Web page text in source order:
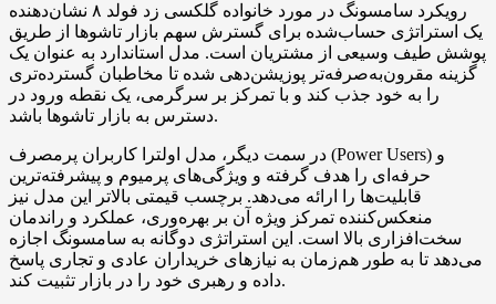
رویکرد سامسونگ در مورد خانواده گلکسی زد فولد ۸ نشان‌دهنده
یک استراتژی حساب‌شده برای گسترش سهم بازار تاشوها از طریق
پوشش طیف وسیعی از مشتریان است. مدل استاندارد به عنوان یک
گزینه مقرون‌به‌صرفه‌تر پوزیشن‌دهی شده تا مخاطبان گسترده‌تری
را به خود جذب کند و با تمرکز بر سرگرمی، یک نقطه ورود در
دسترس به بازار تاشوها باشد.
در سمت دیگر، مدل اولترا کاربران پرمصرف (Power Users) و
حرفه‌ای را هدف گرفته و ویژگی‌های پرمیوم و پیشرفته‌ترین
قابلیت‌ها را ارائه می‌دهد. برچسب قیمتی بالاتر این مدل نیز
منعکس‌کننده تمرکز ویژه آن بر بهره‌وری، عملکرد و راندمان
سخت‌افزاری بالا است. این استراتژی دوگانه به سامسونگ اجازه
می‌دهد تا به طور هم‌زمان به نیازهای خریداران عادی و تجاری پاسخ
داده و رهبری خود را در بازار تثبیت کند.